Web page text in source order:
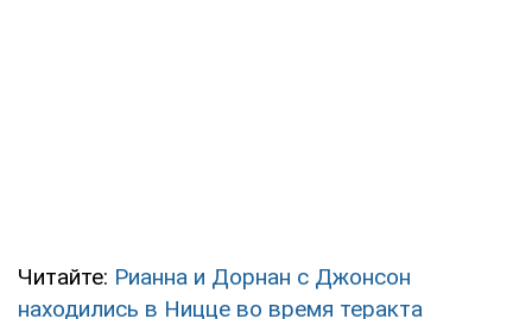
Читайте: Рианна и Дорнан с Джонсон
находились в Ницце во время теракта